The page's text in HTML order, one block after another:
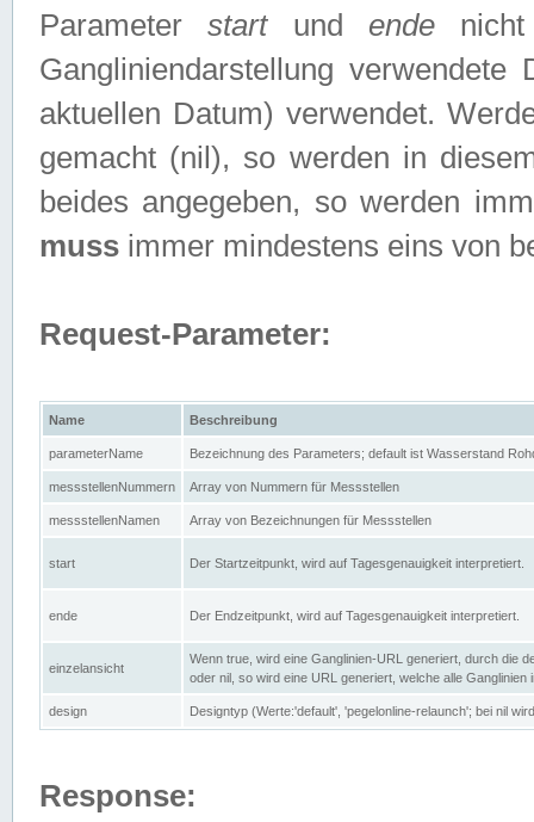
Parameterstartund endenicht
Gangliniendarstellung
aktuellen Datum) verwendet.
gemacht (nil), so werden in
beides angegeben, so werden
muss immer mindestens eins von
Request-Parameter:
Name Beschreibung
parameterName Bezeichnung des Parameters; default ist Wasserstand
messstellenNummern Array von Nummern für Messstellen
messstellenNamen Array von Bezeichnungen für Messstellen
start Der Startzeitpunkt, wird auf Tagesgenauigkeit interpretiert.
ende Der Endzeitpunkt, wird auf Tagesgenauigkeit interpretiert.
einzelansicht
Wenn true, wird eine Ganglinien-URL generiert, durch die
oder nil, so wird eine URL generiert, welche alle Ganglinien
design Designtyp (Werte:'default', 'pegelonline-relaunch'; bei nil
Response: